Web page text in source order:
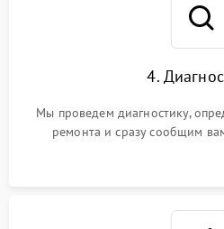
4.
Мы проведем диагностику,
ремонта и сразу сообщим